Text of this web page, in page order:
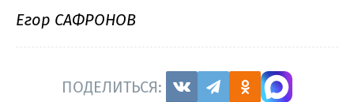
Егор САФРОНОВ
ПОДЕЛИТЬСЯ: